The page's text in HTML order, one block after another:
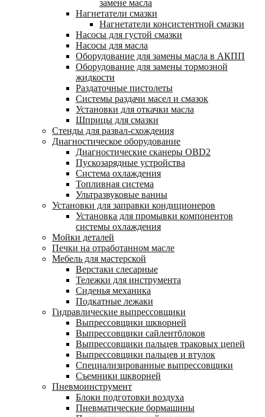
замене масла
Нагнетатели смазки
Нагнетатели консистентной смазки
Насосы для густой смазки
Насосы для масла
Оборудование для замены масла в АКПП
Оборудование для замены тормозной
жидкости
Раздаточные пистолеты
Системы раздачи масел и смазок
Установки для откачки масла
Шприцы для смазки
Стенды для развал-схождения
Диагностическое оборудование
Диагностические сканеры OBD2
Пускозарядные устройства
Система охлаждения
Топливная система
Ультразвуковые ванны
Установки для заправки кондиционеров
Установка для промывки компонентов
системы охлаждения
Мойки деталей
Печки на отработанном масле
Мебель для мастерской
Верстаки слесарные
Тележки для инструмента
Сиденья механика
Подкатные лежаки
Гидравлические выпрессовщики
Выпрессовщики шкворней
Выпрессовщики сайлентблоков
Выпрессовщики пальцев траковых цепей
Выпрессовщики пальцев и втулок
Специализированные выпрессовщики
Cъемники шкворней
Пневмоинструмент
Блоки подготовки воздуха
Пневматические бормашины